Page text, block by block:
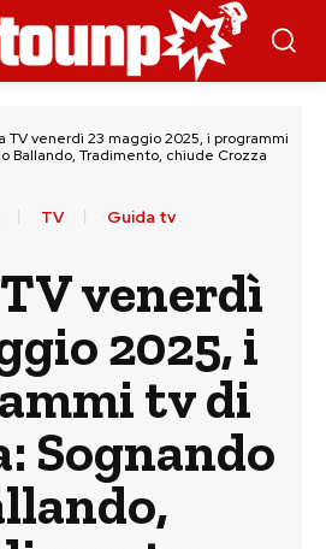
TV venerdì 23 maggio 2025, i programmi
Ballando, Tradimento, chiude Crozza
TV Guida tv
venerdì
2025, i
tv di
Sognando